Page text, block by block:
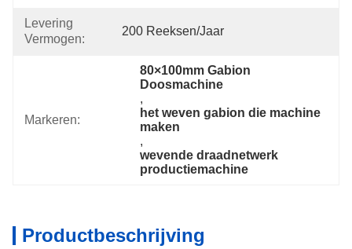
Levering
Vermogen:
200 Reeksen/jaar
Markeren:
80×100mm Gabion
Doosmachine
,
het weven gabion die machine
maken
,
wevende draadnetwerk
productiemachine
Productbeschrijving